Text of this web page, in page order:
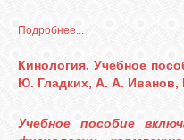
Подробнее...
Кинология. Учебное
Ю. Гладких, А. А.
Учебное пособие